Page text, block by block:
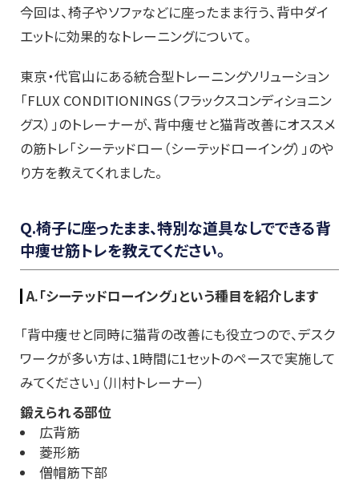
今回は、椅子やソファなどに座ったまま行う、背中ダイ
エットに効果的なトレーニングについて。
東京・代官山にある統合型トレーニングソリューション
「FLUX CONDITIONINGS（フラックスコンディショニン
グス） 」のトレーナーが、背中痩せと猫背改善にオススメ
の筋トレ「シーテッドロー（シーテッドローイング）」のや
り方を教えてくれました。
Q.椅子に座ったまま、特別な道具なしでできる背
中痩せ筋トレを教えてください。
A.「シーテッドローイング」という種目を紹介します
「背中痩せと同時に猫背の改善にも役立つので、デスク
ワークが多い方は、1時間に1セットのペースで実施して
みてください」（川村トレーナー）
鍛えられる部位
広背筋
菱形筋
僧帽筋下部